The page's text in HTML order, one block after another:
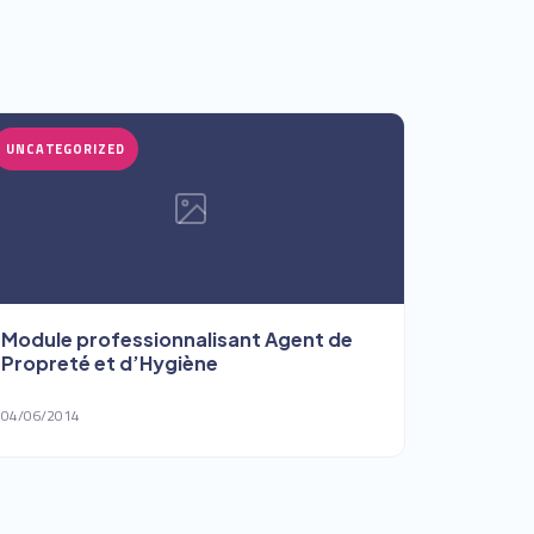
UNCATEGORIZED
Module professionnalisant Agent de
Propreté et d’Hygiène
04/06/2014